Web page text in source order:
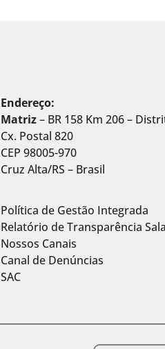
Endereço:
Matriz– BR 158 Km 206 –
Cx. Postal 820
CEP 98005-970
Cruz Alta/RS – Brasil
Política de Gestão Integrada
Relatório de Transparência
Nossos Canais
Canal de Denúncias
SAC